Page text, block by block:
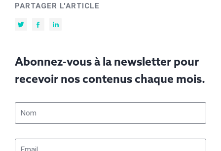
PARTAGER L'ARTICLE
Abonnez-vous à la newsletter pour
recevoir nos contenus chaque mois.